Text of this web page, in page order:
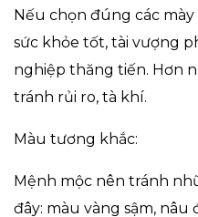
Nếu chọn đúng các mày
sức khỏe tốt, tài vượng
nghiệp thăng tiến. Hơn
tránh rủi ro, tà khí.
Màu tương khắc:
Mệnh mộc nên tránh
đây: màu vàng sậm, nâu